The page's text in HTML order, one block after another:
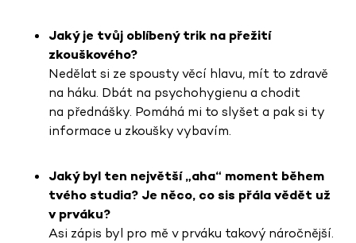
Jaký je tvůj oblíbený trik na přežití
zkouškového?
Nedělat si ze spousty věcí hlavu, mít to zdravě
na háku. Dbát na psychohygienu a chodit
na přednášky. Pomáhá mi to slyšet a pak si ty
informace u zkoušky vybavím.
Jaký byl ten největší „aha“ moment během
tvého studia? Je něco, co sis přála vědět už
v prváku?
Asi zápis byl pro mě v prváku takový náročnější.